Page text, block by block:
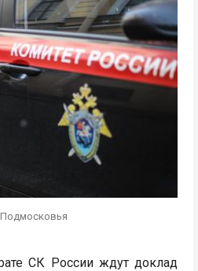
СК России ждут доклад